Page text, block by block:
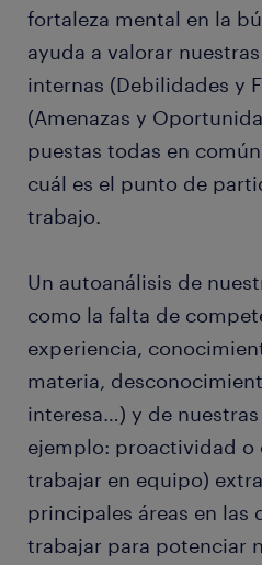
fortaleza mental en la
ayuda a valorar
internas (Debilidades y
(Amenazas y
puestas todas en
cuál es el punto de
trabajo.
Un autoanálisis de
como la falta de
experiencia,
materia,
interesa…) y de
ejemplo: proactividad o
trabajar en equipo)
principales áreas en las
trabajar para potenciar